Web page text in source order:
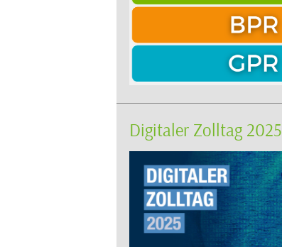
Digitaler Zolltag 2025